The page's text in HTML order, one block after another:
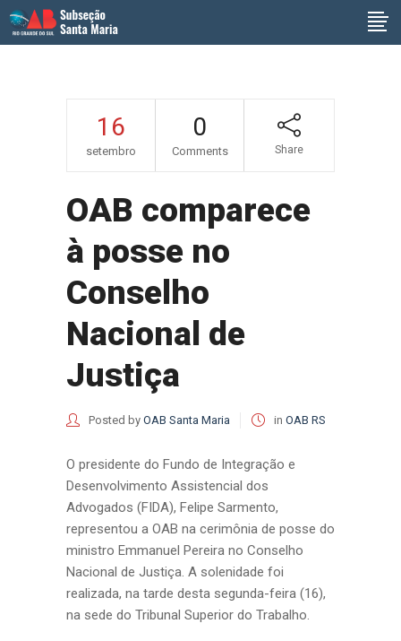
16
setembro
0
Comments Share
OAB comparece
à posse no
Conselho
Nacional de
Justiça
Posted by OAB Santa Maria in OAB RS
O presidente do Fundo de Integração e
Desenvolvimento Assistencial dos
Advogados (FIDA), Felipe Sarmento,
representou a OAB na cerimônia de posse do
ministro Emmanuel Pereira no Conselho
Nacional de Justiça. A solenidade foi
realizada, na tarde desta segunda-feira (16),
na sede do Tribunal Superior do Trabalho.